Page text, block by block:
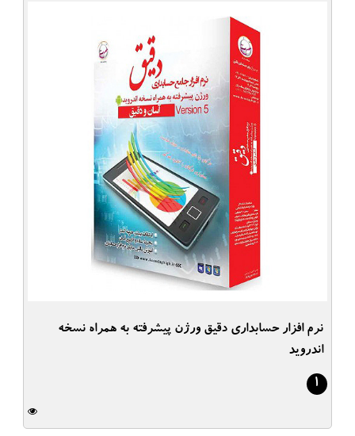
نرم افزار حسابداری دقیق ورژن پیشرفته به همراه نسخه
اندروید
1